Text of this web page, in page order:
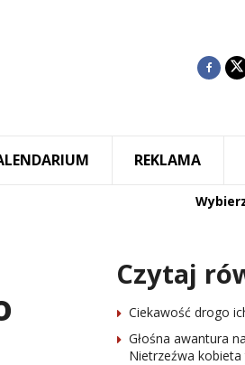
REKLAMA
Czytaj
Ciekawość drogo
Głośna awantura
Nietrzeźwa kobieta